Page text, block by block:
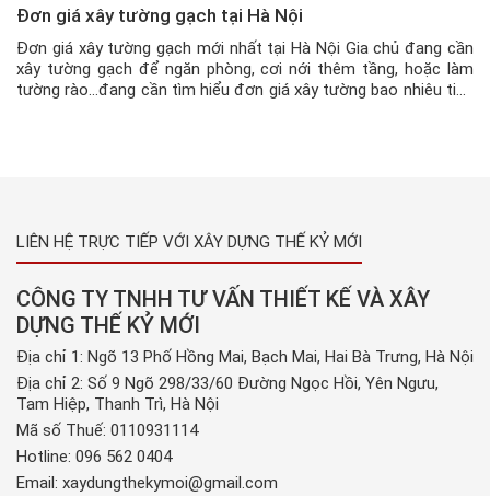
Đơn giá xây tường gạch tại Hà Nội
Đơn giá xây tường gạch mới nhất tại Hà Nội Gia chủ đang cần
xây tường gạch để ngăn phòng, cơi nới thêm tầng, hoặc làm
tường rào…đang cần tìm hiểu đơn giá xây tường bao nhiêu tiền
LIÊN HỆ TRỰC TIẾP VỚI XÂY DỰNG THẾ KỶ MỚI
CÔNG TY TNHH TƯ VẤN THIẾT KẾ VÀ XÂY
DỰNG THẾ KỶ MỚI
Địa chỉ 1: Ngõ 13 Phố Hồng Mai, Bạch Mai, Hai Bà Trưng, Hà Nội
Địa chỉ 2: Số 9 Ngõ 298/33/60 Đường Ngọc Hồi, Yên Ngưu,
Tam Hiệp, Thanh Trì, Hà Nội
Mã số Thuế: 0110931114
Hotline: 096 562 0404
Email: xaydungthekymoi@gmail.com